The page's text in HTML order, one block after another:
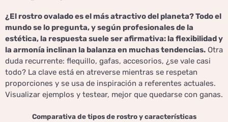
¿El rostro ovalado es el más atractivo del planeta? Todo el
mundo se lo pregunta, y según profesionales de la
estética, la respuesta suele ser afirmativa: la flexibilidad y
la armonía inclinan la balanza en muchas tendencias. Otra
duda recurrente: flequillo, gafas, accesorios, ¿se vale casi
todo? La clave está en atreverse mientras se respetan
proporciones y se usa de inspiración a referentes actuales.
Visualizar ejemplos y testear, mejor que quedarse con ganas.
Comparativa de tipos de rostro y características